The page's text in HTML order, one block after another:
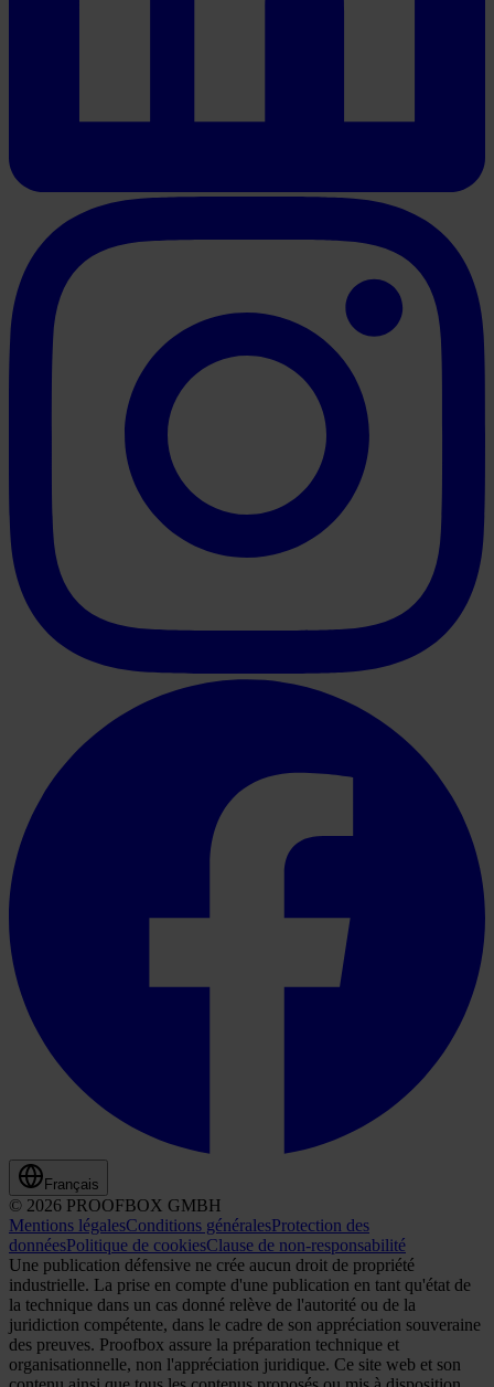
Français
© 2026 PROOFBOX GMBH
Mentions légalesConditions généralesProtection des
donnéesPolitique de cookiesClause de non-responsabilité
Une publication défensive ne crée aucun droit de propriété
industrielle. La prise en compte d'une publication en tant qu'état de
la technique dans un cas donné relève de l'autorité ou de la
juridiction compétente, dans le cadre de son appréciation souveraine
des preuves. Proofbox assure la préparation technique et
organisationnelle, non l'appréciation juridique. Ce site web et son